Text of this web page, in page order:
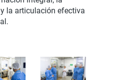
la articulación efectiva